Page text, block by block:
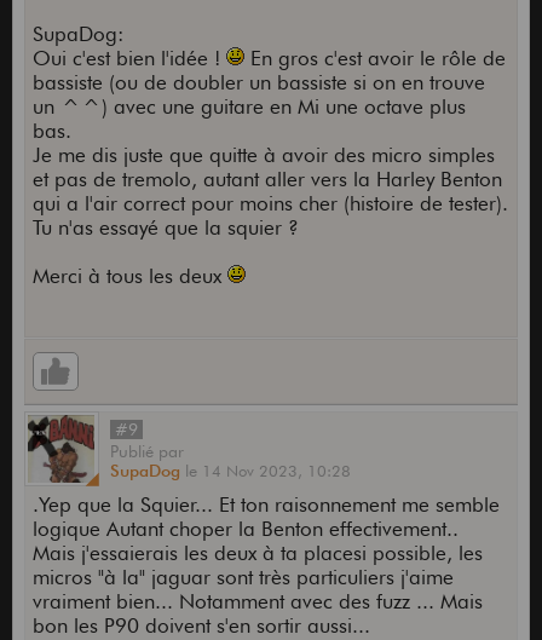
SupaDog:
Oui c'est bien l'idée !
En gros c'est avoir le rôle de
bassiste (ou de doubler un bassiste si on en trouve
un ^^) avec une guitare en Mi une octave plus
bas.
Je me dis juste que quitte à avoir des micro simples
et pas de tremolo, autant aller vers la Harley Benton
qui a l'air correct pour moins cher (histoire de tester).
Tu n'as essayé que la squier ?
Merci à tous les deux
#9
Publié par
SupaDog le 14 Nov 2023, 10:28
.Yep que la Squier... Et ton raisonnement me semble
logique Autant choper la Benton effectivement..
Mais j'essaierais les deux à ta placesi possible, les
micros "à la" jaguar sont très particuliers j'aime
vraiment bien... Notamment avec des fuzz ... Mais
bon les P90 doivent s'en sortir aussi...